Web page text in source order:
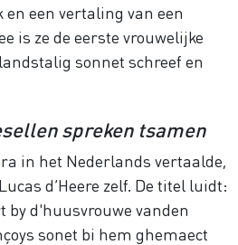
en een vertaling van een
is ze de eerste vrouwelijke
sonnet schreef en
spreken tsamen
in het Nederlands vertaalde,
d’Heere zelf. De titel luidt:
by d'huusvrouwe vanden
sonet bi hem ghemaect